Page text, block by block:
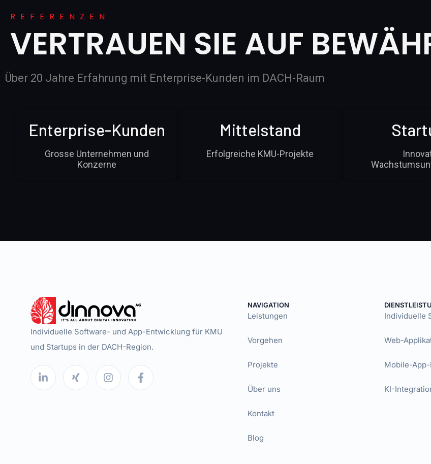
REFERENZEN
VERTRAUEN SIE AUF
Über 20 Jahre Erfahrung mit Enterprise-Kunden im DACH-Raum
Enterprise-Kunden
Grosse Unternehmen und
Konzerne
Mittelstand
Erfolgreiche KMU-Projekte
Individuelle Software- und App-Entwicklung für KMU
und Startups in der DACH-Region.
NAVIGATION
Leistungen
Vorgehen
Projekte
Über uns
Kontakt
Blog
Individuelle
Web-
Mobile-
KI-